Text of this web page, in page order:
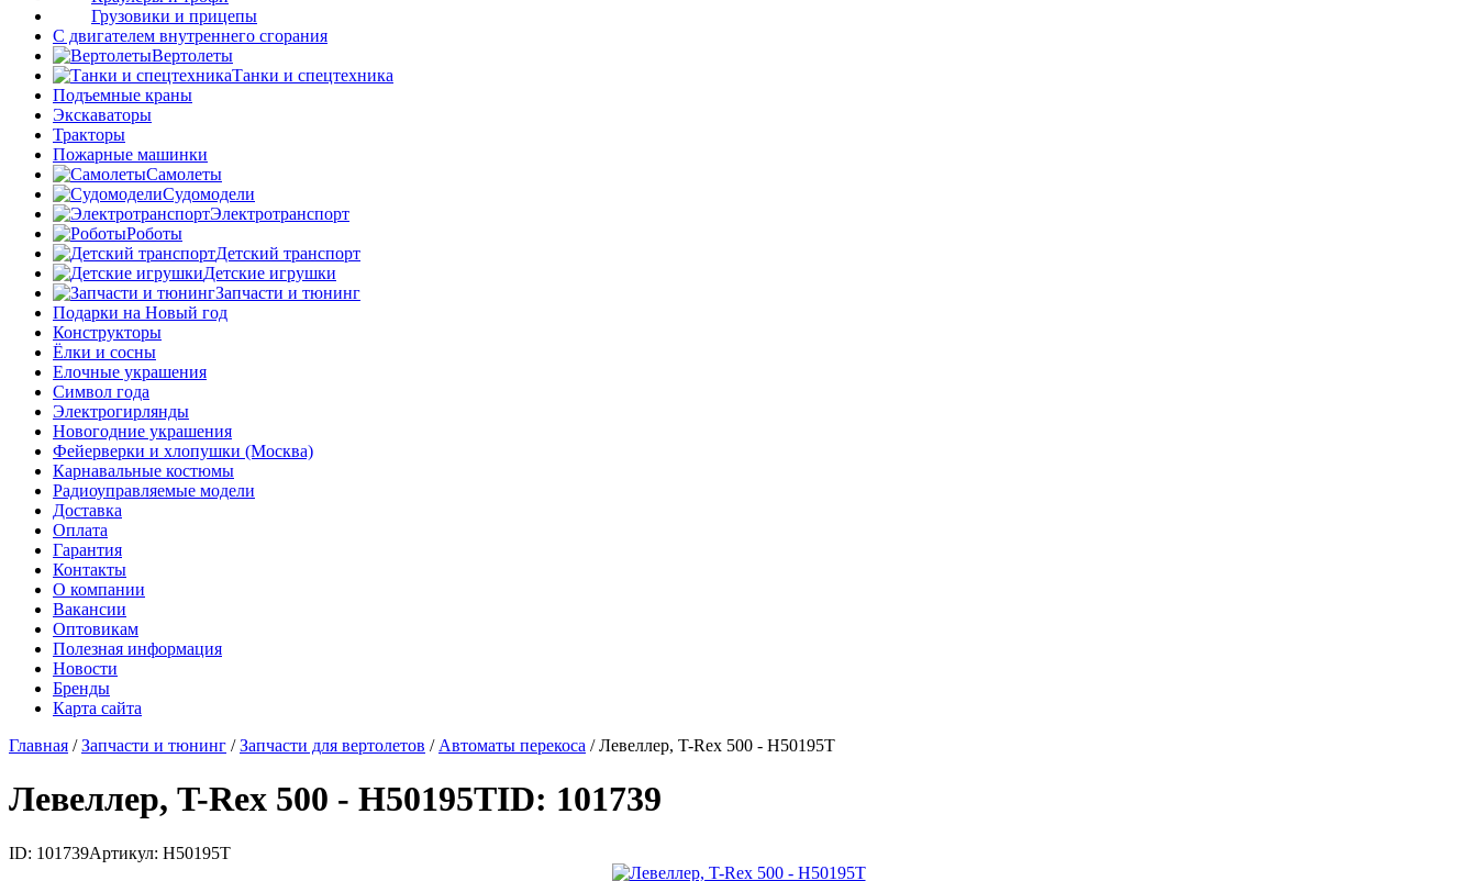
Грузовики и прицепы
С двигателем внутреннего сгорания
Вертолеты
Танки и спецтехника
Подъемные краны
Экскаваторы
Тракторы
Пожарные машинки
Самолеты
Судомодели
Электротранспорт
Роботы
Детский транспорт
Детские игрушки
Запчасти и тюнинг
Подарки на Новый год
Конструкторы
Ёлки и сосны
Елочные украшения
Символ года
Электрогирлянды
Новогодние украшения
Фейерверки и хлопушки (Москва)
Карнавальные костюмы
Радиоуправляемые модели
Доставка
Оплата
Гарантия
Контакты
О компании
Вакансии
Оптовикам
Полезная информация
Новости
Бренды
Карта сайта
Главная /Запчасти и тюнинг /Запчасти для вертолетов / Автоматы перекоса /Левеллер, T-Rex 500 - H50195T
Левеллер, T-Rex 500 - H50195TID: 101739
ID: 101739Артикул: H50195T